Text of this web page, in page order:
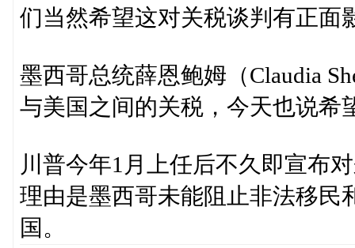
们当然希望这对关税谈判有正面
墨西哥总统薛恩鲍姆（Claudia
与美国之间的关税，今天也说希
川普今年1月上任后不久即宣布
理由是墨西哥未能阻止非法移民
国。